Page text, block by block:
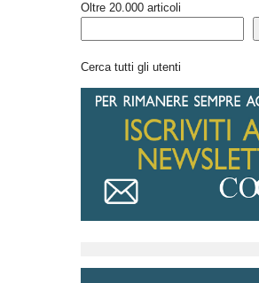
Oltre 20.000 articoli
Cerca tutti gli utenti